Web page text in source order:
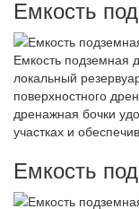
Емкость
Емкость подземная
локальный
поверхностного
дренажная бочки
участках и
Емкость